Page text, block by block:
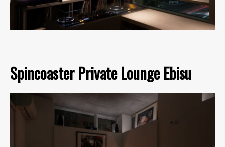
Spincoaster Private Lounge Ebisu